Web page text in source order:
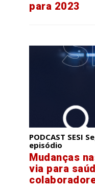
para 2023
PODCAST SESI
episódio
Mudanças
via para